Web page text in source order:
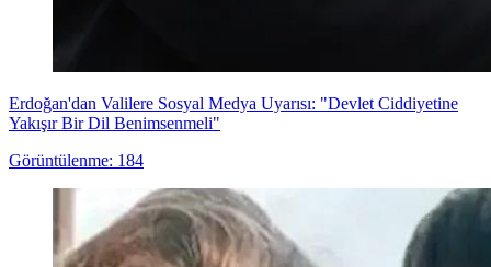
Erdoğan'dan Valilere Sosyal Medya Uyarısı: "Devlet Ciddiyetine
Yakışır Bir Dil Benimsenmeli"
Görüntülenme: 184